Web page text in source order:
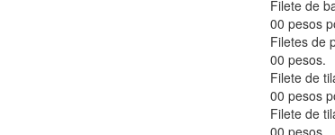
Filete de
00 pesos
Filetes de
00 pesos.
Filete de
00 pesos
Filete de
00 pesos.